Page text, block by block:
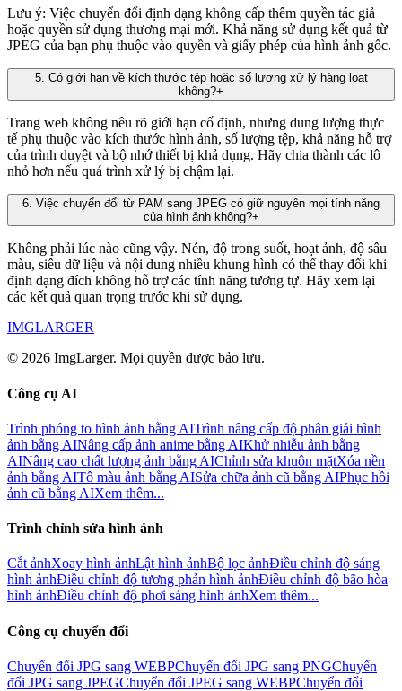
Lưu ý: Việc chuyển đổi định dạng không cấp thêm quyền tác giả
hoặc quyền sử dụng thương mại mới. Khả năng sử dụng kết quả từ
JPEG của bạn phụ thuộc vào quyền và giấy phép của hình ảnh gốc.
5. Có giới hạn về kích thước tệp hoặc số lượng xử lý hàng loạt
không?+
Trang web không nêu rõ giới hạn cố định, nhưng dung lượng thực
tế phụ thuộc vào kích thước hình ảnh, số lượng tệp, khả năng hỗ trợ
của trình duyệt và bộ nhớ thiết bị khả dụng. Hãy chia thành các lô
nhỏ hơn nếu quá trình xử lý bị chậm lại.
6. Việc chuyển đổi từ PAM sang JPEG có giữ nguyên mọi tính năng
của hình ảnh không?+
Không phải lúc nào cũng vậy. Nén, độ trong suốt, hoạt ảnh, độ sâu
màu, siêu dữ liệu và nội dung nhiều khung hình có thể thay đổi khi
định dạng đích không hỗ trợ các tính năng tương tự. Hãy xem lại
các kết quả quan trọng trước khi sử dụng.
IMGLARGER
© 2026 ImgLarger. Mọi quyền được bảo lưu.
Công cụ AI
Trình phóng to hình ảnh bằng AITrình nâng cấp độ phân giải hình
ảnh bằng AINâng cấp ảnh anime bằng AIKhử nhiễu ảnh bằng
AINâng cao chất lượng ảnh bằng AIChỉnh sửa khuôn mặtXóa nền
ảnh bằng AITô màu ảnh bằng AISửa chữa ảnh cũ bằng AIPhục hồi
ảnh cũ bằng AIXem thêm...
Trình chỉnh sửa hình ảnh
Cắt ảnhXoay hình ảnhLật hình ảnhBộ lọc ảnhĐiều chỉnh độ sáng
hình ảnhĐiều chỉnh độ tương phản hình ảnhĐiều chỉnh độ bão hòa
hình ảnhĐiều chỉnh độ phơi sáng hình ảnhXem thêm...
Công cụ chuyển đổi
Chuyển đổi JPG sang WEBPChuyển đổi JPG sang PNGChuyển
đổi JPG sang JPEGChuyển đổi JPEG sang WEBPChuyển đổi